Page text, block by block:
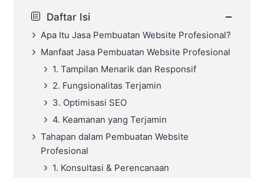
Daftar Isi −
Apa Itu Jasa Pembuatan Website Profesional?
Manfaat Jasa Pembuatan Website Profesional
1. Tampilan Menarik dan Responsif
2. Fungsionalitas Terjamin
3. Optimisasi SEO
4. Keamanan yang Terjamin
Tahapan dalam Pembuatan Website
Profesional
1. Konsultasi & Perencanaan